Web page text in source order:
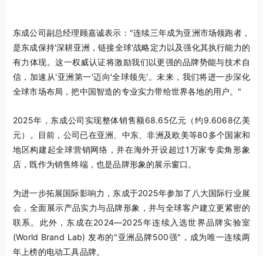
东成公司副总经理顾嘉诚表示："连续三年成为亚洲市场领跑者，
是东成保持'深耕亚洲，链接全球'战略定力以及强化其执行能力的
有力体现。这一权威认证将激励我们以更强的品牌势能与技术自
信，加速从'亚洲第一'迈向'全球领先'。未来，我们将进一步深化
全球市场布局，把中国智造的专业实力带给世界各地的用户。"
2025年，东成公司实现整体销售额68.65亿元（约9.6068亿美
元）。目前，公司已在亚洲、中东、非洲及欧美等80多个国家和
地区构建起全球营销网络，并在海外开设超过1万家专卖角形象
店，既作为销售终端，也是品牌形象的展示窗口。
为进一步拓展国际影响力，东成于2025年参加了八大国际行业展
会，全面展示产品实力与品牌形象，并与全球客户建立更紧密的
联系。此外，东成在2024—2025年连续入选世界品牌实验室
(World Brand Lab) 发布的"亚洲品牌500强"，成为唯一连续两
年上榜的电动工具品牌。